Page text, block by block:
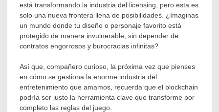
está transformando la industria del licensing, pero esta es
solo una nueva frontera llena de posibilidades. ¿Imaginas
un mundo donde tu diseño o personaje favorito está
protegido de manera invulnerable, sin depender de
contratos engorrosos y burocracias infinitas?
Así que, compañero curioso, la próxima vez que pienses
en cómo se gestiona la enorme industria del
entretenimiento que amamos, recuerda que el blockchain
podría ser justo la herramienta clave que transforme por
completo las reglas del juego.